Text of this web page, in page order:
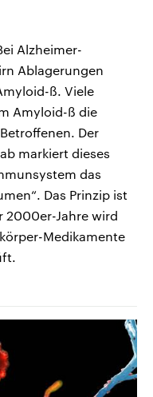
Alzheimer-
Ablagerungen
ß. Viele
Amyloid-ß die
Der
markiert dieses
das
Das Prinzip ist
2000er-Jahre wird
Medikamente